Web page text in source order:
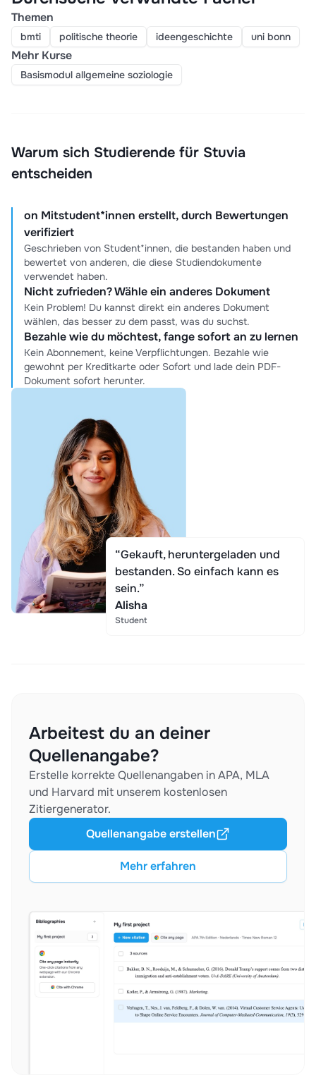
Themen
bmti politische theorie ideengeschichte uni bonn
Mehr Kurse
Basismodul allgemeine soziologie
Warum sich Studierende für Stuvia
entscheiden
on Mitstudent*innen erstellt, durch Bewertungen
verifiziert
Geschrieben von Student*innen, die bestanden haben und
bewertet von anderen, die diese Studiendokumente
verwendet haben.
Nicht zufrieden? Wähle ein anderes Dokument
Kein Problem! Du kannst direkt ein anderes Dokument
wählen, das besser zu dem passt, was du suchst.
Bezahle wie du möchtest, fange sofort an zu lernen
Kein Abonnement, keine Verpflichtungen. Bezahle wie
gewohnt per Kreditkarte oder Sofort und lade dein PDF-
Dokument sofort herunter.
“Gekauft, heruntergeladen und
bestanden. So einfach kann es
sein.”
Alisha
Student
Arbeitest du an deiner
Quellenangabe?
Erstelle korrekte Quellenangaben in APA, MLA
und Harvard mit unserem kostenlosen
Zitiergenerator.
Mehr erfahren
Quellenangabe erstellen